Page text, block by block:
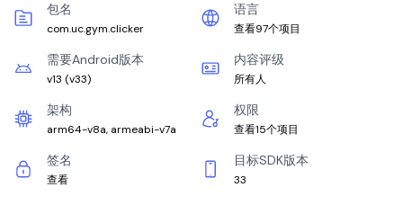
包名
com.uc.gym.clicker
语言
查看97个项目
需要Android版本
v13 (v33)
内容评级
所有人
架构
arm64-v8a, armeabi-v7a
权限
查看15个项目
签名
查看
目标SDK版本
33